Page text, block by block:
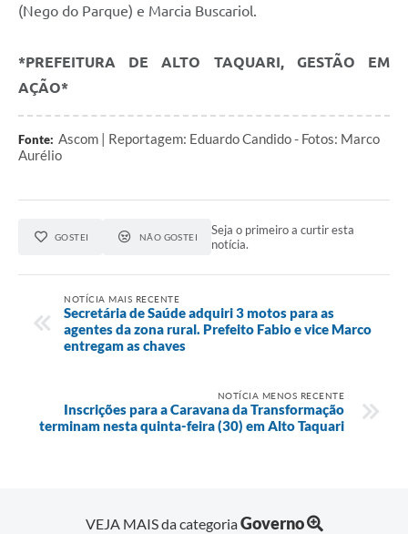
(Nego do Parque) e Marcia Buscariol.
*PREFEITURA DE ALTO TAQUARI, GESTÃO EM
AÇÃO*
Fonte: Ascom | Reportagem: Eduardo Candido - Fotos: Marco
Aurélio
GOSTEI NÃO GOSTEI
Seja o primeiro a curtir esta
notícia.
NOTÍCIA MAIS RECENTE
Secretária de Saúde adquiri 3 motos para as
agentes da zona rural. Prefeito Fabio e vice Marco
entregam as chaves
NOTÍCIA MENOS RECENTE
Inscrições para a Caravana da Transformação
terminam nesta quinta-feira (30) em Alto Taquari
VEJA MAIS da categoriaGoverno